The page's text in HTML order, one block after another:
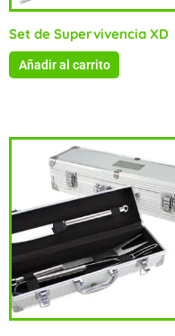
Set de Supervivencia XD
Añadir al carrito